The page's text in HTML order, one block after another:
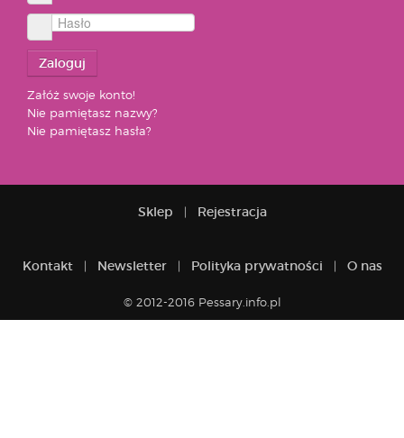
Hasło
Zaloguj
Załóż swoje konto!
Nie pamiętasz nazwy?
Nie pamiętasz hasła?
Sklep Rejestracja
Kontakt Newsletter Polityka prywatności O nas
© 2012-2016 Pessary.info.pl